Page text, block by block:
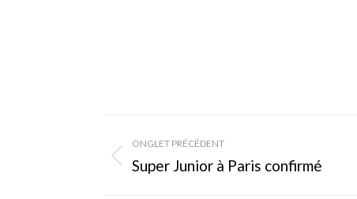
Navigation
de
ONGLET PRÉCÉDENT
Onglet
Super Junior à Paris confirmé